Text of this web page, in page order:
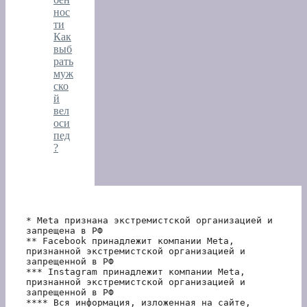
нос
ти
Как
выб
рать
муж
ско
й
вел
оси
пед
?
* Meta признана экстремистской организацией и
запрещена в РФ
** Facebook принадлежит компании Meta,
признанной экстремистской организацией и
запрещенной в РФ
*** Instagram принадлежит компании Meta,
признанной экстремистской организацией и
запрещенной в РФ
**** Вся информация, изложенная на сайте,